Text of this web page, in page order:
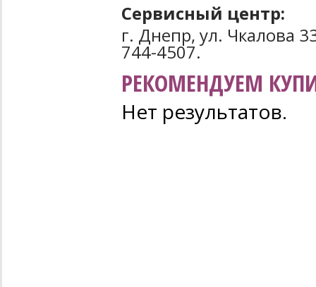
Сервисный центр:
г. Днепр, ул. Чкалова
744-4507.
РЕКОМЕНДУЕМ
Нет результатов.